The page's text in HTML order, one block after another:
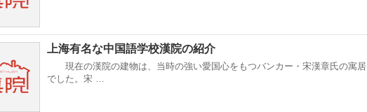
上海有名な中国語学校漢院の紹介
現在の漢院の建物は、当時の強い愛国心をもつバンカー・宋漢章氏の寓居
でした。宋 …